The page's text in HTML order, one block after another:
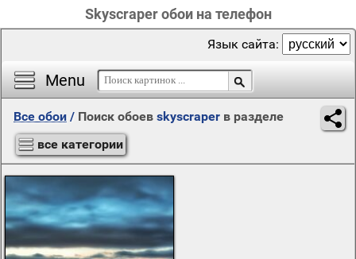
Skyscraper обои на телефон
Menu
Язык сайта:
Все обои / Поиск обоев skyscraper в разделе
все категории